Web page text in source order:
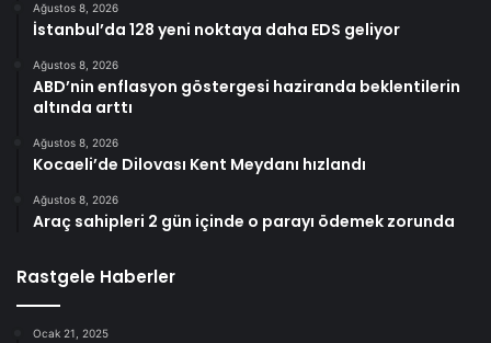
Ağustos 8, 2026
İstanbul’da 128 yeni noktaya daha EDS geliyor
Ağustos 8, 2026
ABD’nin enflasyon göstergesi haziranda beklentilerin
altında arttı
Ağustos 8, 2026
Kocaeli’de Dilovası Kent Meydanı hızlandı
Ağustos 8, 2026
Araç sahipleri 2 gün içinde o parayı ödemek zorunda
Rastgele Haberler
Ocak 21, 2025